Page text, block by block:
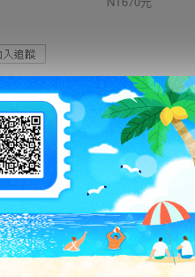
720円
NT155元
1,760円